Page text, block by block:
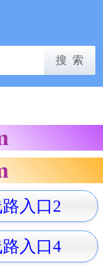
入口2
入口4